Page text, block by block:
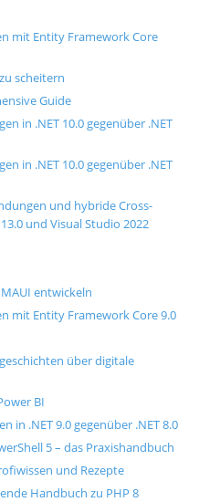
mit Entity Framework Core
scheitern
Guide
in .NET 10.0 gegenüber .NET
in .NET 10.0 gegenüber .NET
und hybride Cross-
und Visual Studio 2022
entwickeln
mit Entity Framework Core 9.0
über digitale
BI
in .NET 9.0 gegenüber .NET 8.0
5 – das Praxishandbuch
und Rezepte
Handbuch zu PHP 8